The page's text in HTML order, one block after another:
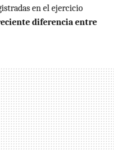
en el ejercicio
diferencia entre